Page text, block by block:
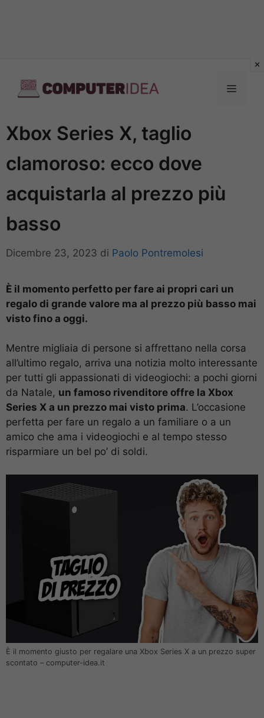
contenuto
Menu
Xbox Series X, taglio
clamoroso: ecco dove
acquistarla al prezzo più
basso
Dicembre 23, 2023 di Paolo Pontremolesi
È il momento perfetto per fare ai propri cari un
regalo di grande valore ma al prezzo più basso mai
visto fino a oggi.
Mentre migliaia di persone si affrettano nella corsa
all’ultimo regalo, arriva una notizia molto interessante
per tutti gli appassionati di videogiochi: a pochi giorni
da Natale, un famoso rivenditore offre la Xbox
Series X a un prezzo mai visto prima. L’occasione
perfetta per fare un regalo a un familiare o a un
amico che ama i videogiochi e al tempo stesso
risparmiare un bel po’ di soldi.
È il momento giusto per regalare una Xbox Series X a un prezzo super
scontato – computer-idea.it